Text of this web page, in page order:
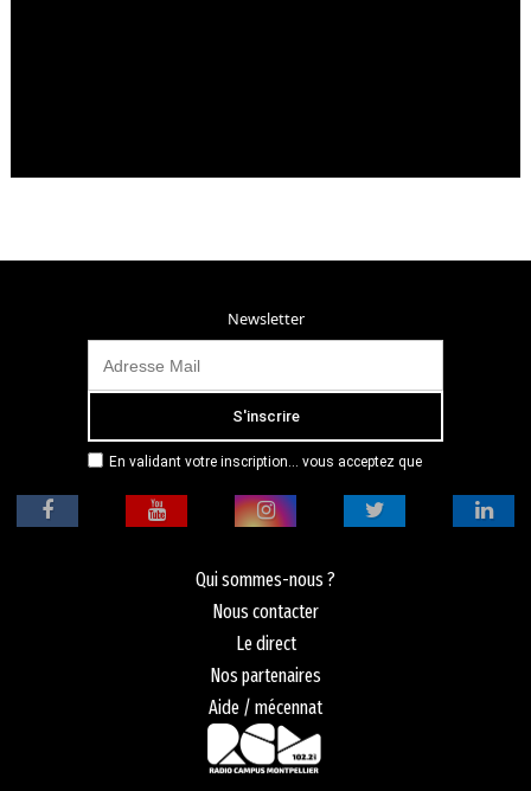
Newsletter
En validant votre inscription... vous acceptez que
adresse email dans le but de vous envoyer
mensuellement sa lettre d’informations. Pour plus
politique de confidentialité.
Qui sommes-nous ?
Nous contacter
Le direct
Nos partenaires
Aide / mécennat